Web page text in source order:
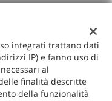
integrati trattano dati
IP) e fanno uso di
al
finalità descritte
della funzionalità